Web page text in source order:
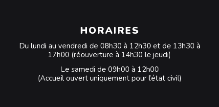
HORAIRES
Du lundi au vendredi de 08h30 à 12h30 et de 13h30 à
17h00 (réouverture à 14h30 le jeudi)
Le samedi de 09h00 à 12h00
(Accueil ouvert uniquement pour l’état civil)